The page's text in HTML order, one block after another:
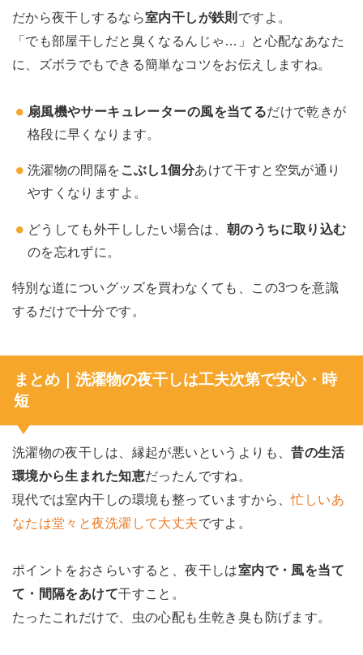
だから夜干しするなら室内干しが鉄則 ですよ。
「でも部屋干しだと臭くなるんじゃ…」と心配なあなた
に、ズボラでもできる簡単なコツをお伝えしますね。
扇風機やサーキュレーターの風を当てるだけで乾きが
格段に早くなります。
洗濯物の間隔を こぶし1個分あけて干すと空気が通り
やすくなりますよ。
どうしても外干ししたい場合は、 朝のうちに取り込む
のを忘れずに。
特別な道についグッズを買わなくても、この3つを意識
するだけで十分です。
まとめ｜洗濯物の夜干しは工夫次第で安心・時
短
洗濯物の夜干しは、縁起が悪いというよりも、昔の生活
環境から生まれた知恵だったんですね。
現代では室内干しの環境も整っていますから、忙しいあ
なたは堂々と夜洗濯して大丈夫ですよ。
ポイントをおさらいすると、夜干しは室内で・風を当て
て・間隔をあけて干すこと。
たったこれだけで、虫の心配も生乾き臭も防げます。